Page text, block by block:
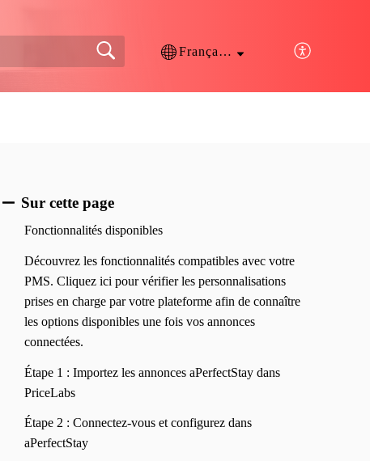
Français (France)
Sur cette page
Fonctionnalités disponibles
​Découvrez les fonctionnalités compatibles avec votre
PMS. Cliquez ici pour vérifier les personnalisations
prises en charge par votre plateforme afin de connaître
les options disponibles une fois vos annonces
connectées.
Étape 1 : Importez les annonces aPerfectStay dans
PriceLabs
Étape 2 : Connectez-vous et configurez dans
aPerfectStay